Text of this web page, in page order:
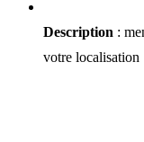
Description :
votre localisation